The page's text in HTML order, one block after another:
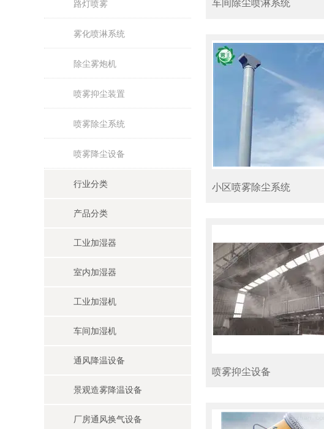
路灯喷雾
雾化喷淋系统
除尘雾炮机
喷雾抑尘装置
喷雾除尘系统
喷雾降尘设备
行业分类
产品分类
工业加湿器
室内加湿器
工业加湿机
车间加湿机
通风降温设备
景观造雾降温设备
厂房通风换气设备
车间除尘喷淋系统
小区喷雾除尘系统
喷雾抑尘设备